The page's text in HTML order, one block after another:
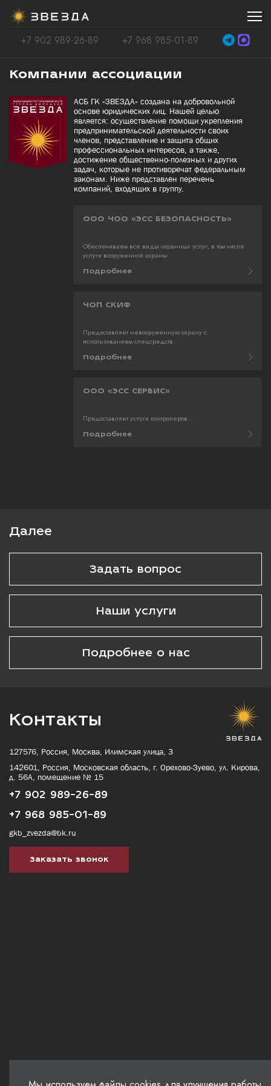
+7 902 989-26-89 +7 968 985-01-89
Компании ассоциации
АСБ ГК «ЗВЕЗДА» создана на добровольной
основе юридических лиц. Нашей целью
является: осуществление помощи укрепления
предпринимательской деятельности своих
членов, представление и защита общих
профессиональных интересов, а также,
достижение общественно-полезных и других
задач, которые не противоречат федеральным
законам. Ниже представлен перечень
компаний, входящих в группу.
ООО ЧОО «ЭСС БЕЗОПАСНОСТЬ»
Обеспечиваем все виды охранных услуг, в том числе
услуги вооруженной охраны.
Подробнее
ЧОП СКИФ
Предоставляет невооруженную охрану с
использованием спецсредств.
Подробнее
ООО «ЭСС СЕРВИС»
Предоставляет услуги контролеров.
Подробнее
Далее
Задать вопрос
Наши услуги
Подробнее о нас
Контакты
127576, Россия, Москва, Илимская улица, 3
142601, Россия, Московская область, г. Орехово-Зуево, ул. Кирова,
д. 56А, помещение № 15
+7 902 989-26-89
+7 968 985-01-89
gkb_zvezda@bk.ru
Заказать звонок